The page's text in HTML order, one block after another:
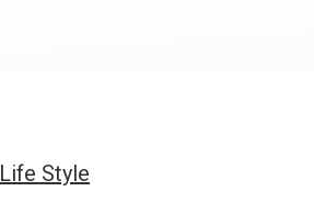
Life Style